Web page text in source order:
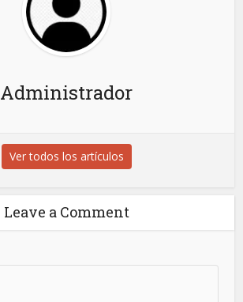
Administrador
Ver todos los artículos
Leave a Comment